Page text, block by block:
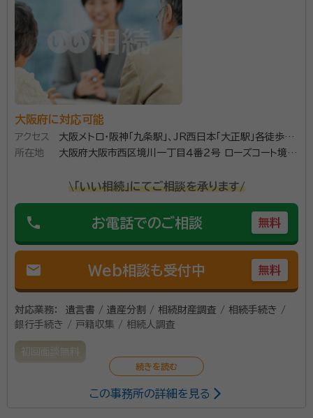
遺言書作成、相続手続きはもちろん、不動産に係わる相
続相談も得意分野です。
資格等： 行政書士、二級建築士、宅地建物取引士
所属団体：大阪府行政書士会
大阪府に対応可能
アクセス
大阪メトロ・阪神「九条駅」、JR西日本「大正駅」各徒歩10
分
所在地
大阪府大阪市西区境川一丁目４番２号 ローズコート境川
\「いい相続」にてご相談を承ります/
phone お電話でのご相談 無料
mail Web相談も受付中 無料
対応業務：
遺言書 / 遺産分割 / 相続財産調査 / 相続手続き /
銀行手続き / 戸籍収集 / 相続人調査
初回面談無料
戸籍の収集、法定相続情報一覧図の取得など相続手続
この事務所の詳細を見る